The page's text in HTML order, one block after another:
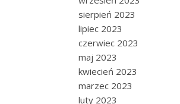
sierpień 2023
lipiec 2023
czerwiec 2023
maj 2023
kwiecień 2023
marzec 2023
luty 2023